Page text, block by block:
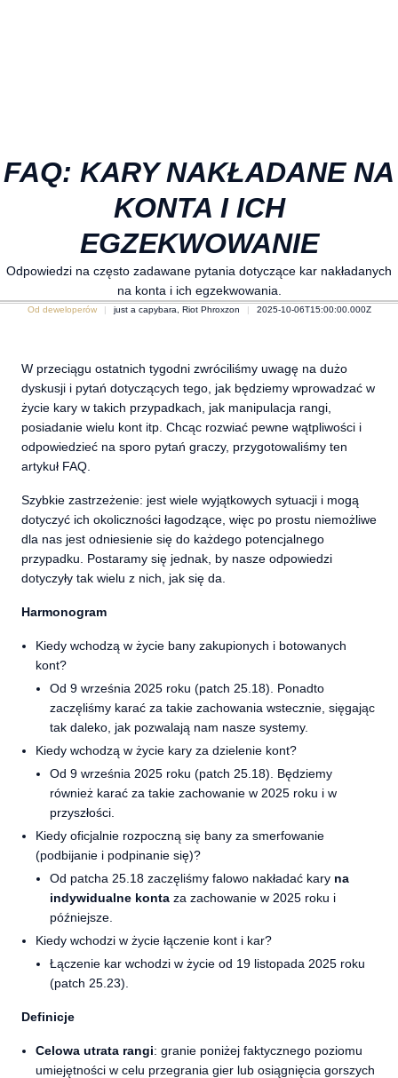
FAQ: KARY NAKŁADANE NA
KONTA I ICH
EGZEKWOWANIE
Odpowiedzi na często zadawane pytania dotyczące kar nakładanych
na konta i ich egzekwowania.
Od deweloperów just a capybara, Riot Phroxzon 2025-10-06T15:00:00.000Z
W przeciągu ostatnich tygodni zwróciliśmy uwagę na dużo
dyskusji i pytań dotyczących tego, jak będziemy wprowadzać w
życie kary w takich przypadkach, jak manipulacja rangi,
posiadanie wielu kont itp. Chcąc rozwiać pewne wątpliwości i
odpowiedzieć na sporo pytań graczy, przygotowaliśmy ten
artykuł FAQ.
Szybkie zastrzeżenie: jest wiele wyjątkowych sytuacji i mogą
dotyczyć ich okoliczności łagodzące, więc po prostu niemożliwe
dla nas jest odniesienie się do każdego potencjalnego
przypadku. Postaramy się jednak, by nasze odpowiedzi
dotyczyły tak wielu z nich, jak się da.
Harmonogram
Kiedy wchodzą w życie bany zakupionych i botowanych
kont?
Od 9 września 2025 roku (patch 25.18). Ponadto
zaczęliśmy karać za takie zachowania wstecznie, sięgając
tak daleko, jak pozwalają nam nasze systemy.
Kiedy wchodzą w życie kary za dzielenie kont?
Od 9 września 2025 roku (patch 25.18). Będziemy
również karać za takie zachowanie w 2025 roku i w
przyszłości.
Kiedy oficjalnie rozpoczną się bany za smerfowanie
(podbijanie i podpinanie się)?
Od patcha 25.18 zaczęliśmy falowo nakładać kary na
indywidualne konta za zachowanie w 2025 roku i
późniejsze.
Kiedy wchodzi w życie łączenie kont i kar?
Łączenie kar wchodzi w życie od 19 listopada 2025 roku
(patch 25.23).
Definicje
Celowa utrata rangi: granie poniżej faktycznego poziomu
umiejętności w celu przegrania gier lub osiągnięcia gorszych